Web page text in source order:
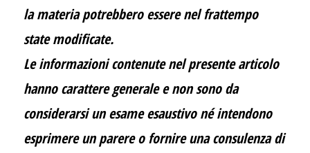
la materia potrebbero essere nel frattempo
state modificate.
Le informazioni contenute nel presente articolo
hanno carattere generale e non sono da
considerarsi un esame esaustivo né intendono
esprimere un parere o fornire una consulenza di